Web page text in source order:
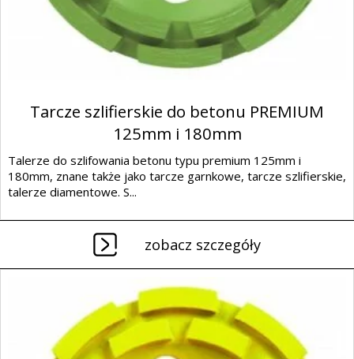
Tarcze szlifierskie do betonu PREMIUM
125mm i 180mm
Talerze do szlifowania betonu typu premium 125mm i
180mm, znane także jako tarcze garnkowe, tarcze szlifierskie,
talerze diamentowe. S...
zobacz szczegóły